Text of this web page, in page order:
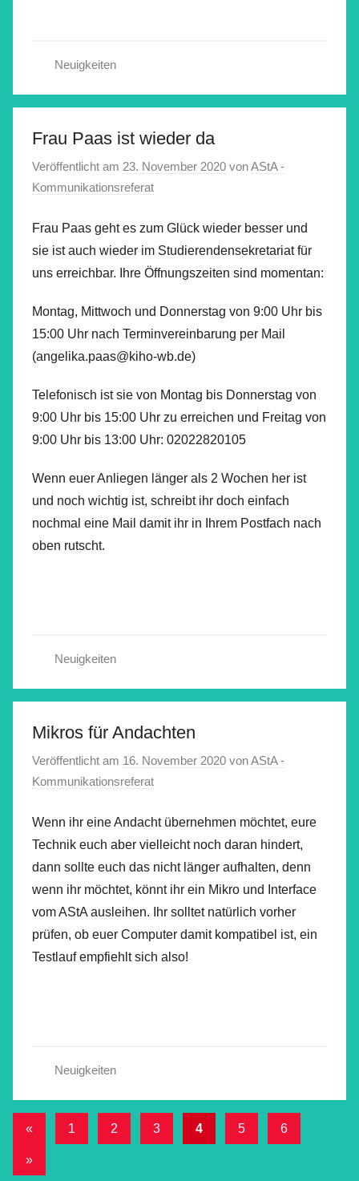
Neuigkeiten
Frau Paas ist wieder da
Veröffentlicht am 23. November 2020 vonAStA -
Kommunikationsreferat
Frau Paas geht es zum Glück wieder besser und
sie ist auch wieder im Studierendensekretariat für
uns erreichbar. Ihre Öffnungszeiten sind momentan:
Montag, Mittwoch und Donnerstag von 9:00 Uhr bis
15:00 Uhr nach Terminvereinbarung per Mail
(angelika.paas@kiho-wb.de)
Telefonisch ist sie von Montag bis Donnerstag von
9:00 Uhr bis 15:00 Uhr zu erreichen und Freitag von
9:00 Uhr bis 13:00 Uhr: 02022820105
Wenn euer Anliegen länger als 2 Wochen her ist
und noch wichtig ist, schreibt ihr doch einfach
nochmal eine Mail damit ihr in Ihrem Postfach nach
oben rutscht.
Neuigkeiten
Mikros für Andachten
Veröffentlicht am 16. November 2020 vonAStA -
Kommunikationsreferat
Wenn ihr eine Andacht übernehmen möchtet, eure
Technik euch aber vielleicht noch daran hindert,
dann sollte euch das nicht länger aufhalten, denn
wenn ihr möchtet, könnt ihr ein Mikro und Interface
vom AStA ausleihen. Ihr solltet natürlich vorher
prüfen, ob euer Computer damit kompatibel ist, ein
Testlauf empfiehlt sich also!
Neuigkeiten
Beitragsnavigation
« Vorherige
1 2 3 4 5 6
Nächste
»